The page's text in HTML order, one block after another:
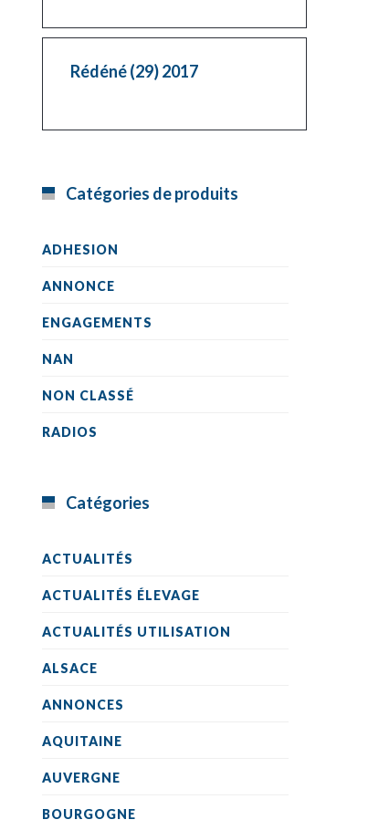
Rédéné (29) 2017
Catégories de produits
ADHESION
ANNONCE
ENGAGEMENTS
NAN
NON CLASSÉ
RADIOS
Catégories
ACTUALITÉS
ACTUALITÉS ÉLEVAGE
ACTUALITÉS UTILISATION
ALSACE
ANNONCES
AQUITAINE
AUVERGNE
BOURGOGNE